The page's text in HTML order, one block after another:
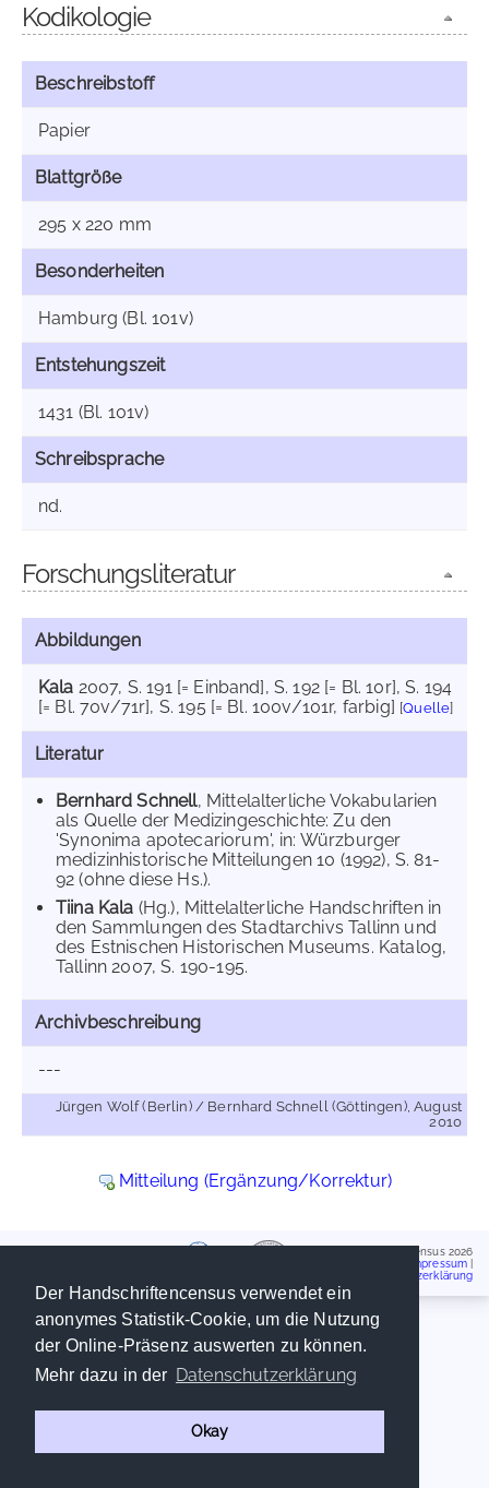
Der Handschriftencensus verwendet ein
anonymes Statistik-Cookie, um die Nutzung
der Online-Präsenz auswerten zu können.
Mehr dazu in der Datenschutzerklärung
Okay
Kodikologie
Beschreibstoff
Papier
Blattgröße
295 x 220 mm
Besonderheiten
Hamburg (Bl. 101v)
Entstehungszeit
1431 (Bl. 101v)
Schreibsprache
nd.
Forschungsliteratur
Abbildungen
Kala 2007, S. 191 [= Einband], S. 192 [= Bl. 10r], S. 194
[= Bl. 70v/71r], S. 195 [= Bl. 100v/101r, farbig] [Quelle]
Literatur
Bernhard Schnell, Mittelalterliche Vokabularien
als Quelle der Medizingeschichte: Zu den
'Synonima apotecariorum', in: Würzburger
medizinhistorische Mitteilungen 10 (1992), S. 81-
92 (ohne diese Hs.).
Tiina Kala (Hg.), Mittelalterliche Handschriften in
den Sammlungen des Stadtarchivs Tallinn und
des Estnischen Historischen Museums. Katalog,
Tallinn 2007, S. 190-195.
Archivbeschreibung
---
Jürgen Wolf (Berlin) / Bernhard Schnell (Göttingen), August
2010
Mitteilung (Ergänzung/Korrektur)
Handschriftencensus 2026
Impressum
Datenschutzerklärung